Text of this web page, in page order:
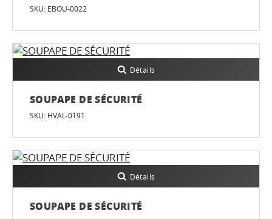
SKU: EBOU-0022
Détails
SOUPAPE DE SÉCURITÉ
SKU: HVAL-0191
Détails
SOUPAPE DE SÉCURITÉ